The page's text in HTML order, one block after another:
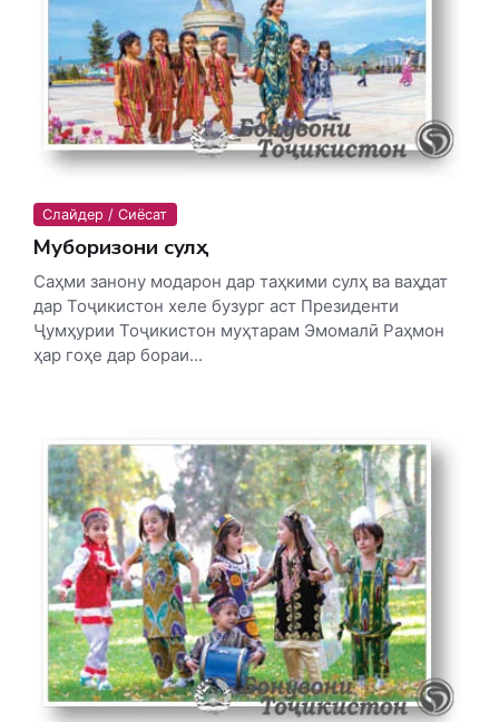
Слайдер / Сиёсат
Муборизони сулҳ
Саҳми занону модарон дар таҳкими сулҳ ва ваҳдат
дар Тоҷикистон хеле бузург аст Президенти
Ҷумҳурии Тоҷикистон муҳтарам Эмомалӣ Раҳмон
ҳар гоҳе дар бораи...